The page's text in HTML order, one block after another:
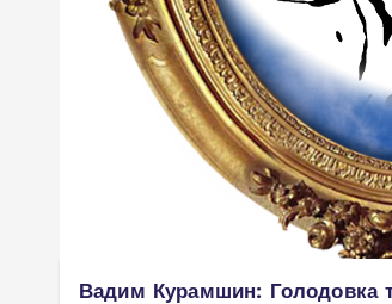
Вадим Курамшин: Голодовка